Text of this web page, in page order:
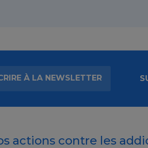
À LA NEWSLETTER
actions contre les